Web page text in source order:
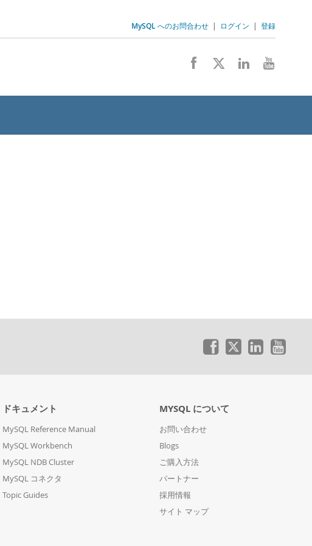
MySQL へのお問合わせ | ログイン | 登録
ドキュメント
MySQL Reference Manual
MySQL Workbench
MySQL NDB Cluster
MySQL コネクタ
Topic Guides
MYSQL について
お問い合わせ
Blogs
ご購入方法
パートナー
採用情報
サイト マップ